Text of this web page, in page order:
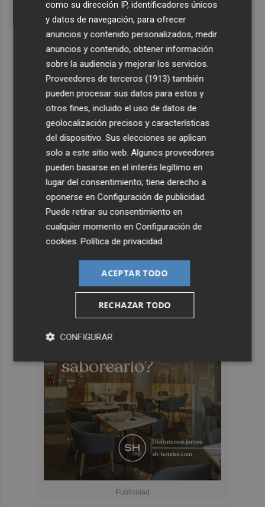
como su dirección IP, identificadores únicos
y datos de navegación, para ofrecer
anuncios y contenido personalizados, medir
anuncios y contenido, obtener información
sobre la audiencia y mejorar los servicios.
Proveedores de terceros (1913) también
pueden procesar sus datos para estos y
otros fines, incluido el uso de datos de
geolocalización precisos y características
del dispositivo. Sus elecciones se aplican
solo a este sitio web. Algunos proveedores
pueden basarse en el interés legítimo en
lugar del consentimiento; tiene derecho a
oponerse enConfiguración de publicidad.
Puede retirar su consentimiento en
cualquier momento enConfiguración de
cookies.Política de privacidad
ACEPTAR TODO
RECHAZAR TODO
CONFIGURAR